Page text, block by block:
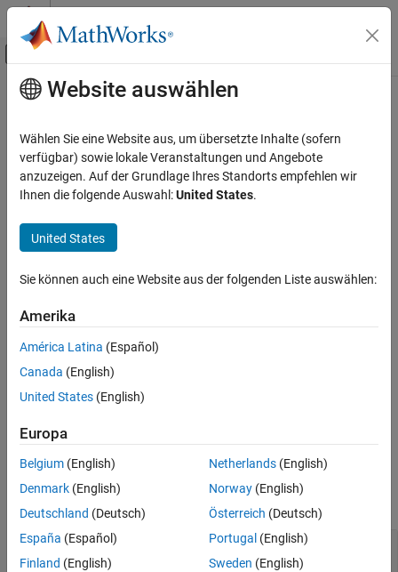
Weiter zum Inhalt
Umschaltung für Off-Canvas-
Startseite der Dokumentation
Communications Toolbox
PHY Components
Error Detection and Correction
rsgenpolycoeffs
Description
Examples
Input Arguments
Output Arguments
Extended Capabilities
See Also
Hauptinhalt
rsgenpolycoeffs
Generator polynomial coefficients of Reed-Solomon code
collapse all in page
x = rsgenpolycoeffs(N,K)
Description
x= rsgenpolycoeffs(
example
capability of the code.
Examples
Generate Polynomial Coefficients for Reed-
Solomon Code
Website auswählen
Wählen Sie eine Website aus, um übersetzte Inhalte (sofern
verfügbar) sowie lokale Veranstaltungen und Angebote
anzuzeigen. Auf der Grundlage Ihres Standorts empfehlen wir
Ihnen die folgende Auswahl:United States.
United States
Sie können auch eine Website aus der folgenden Liste auswählen:
Amerika
América Latina (Español)
Canada (English)
United States (English)
Europa
Belgium (English)
Denmark (English)
Deutschland (Deutsch)
España (Español)
Finland (English)
Netherlands(English)
Norway(English)
Österreich (Deutsch)
Portugal (English)
Sweden (English)